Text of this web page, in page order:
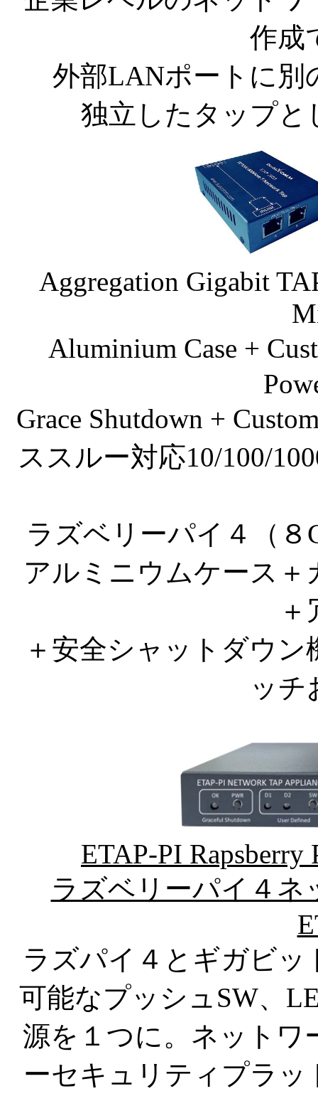
作成
外部LANポートに別
独立したタップと
Aggregation Gigabit
Aluminium Case +
Grace Shutdown +
ススルー対応10/100/
ラズベリーパイ４（８
アルミニウムケース
＋
＋安全シャットダウ
ッチ
ETAP-PI Rapsberry
ラズベリーパイ４
ラズパイ４とギガビ
可能なプッシュSW、
源を１つに。ネットワ
ーセキュリティプラ